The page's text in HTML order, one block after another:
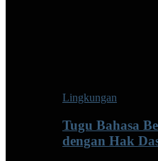
Lingkungan
Tugu Bahasa
dengan Hak